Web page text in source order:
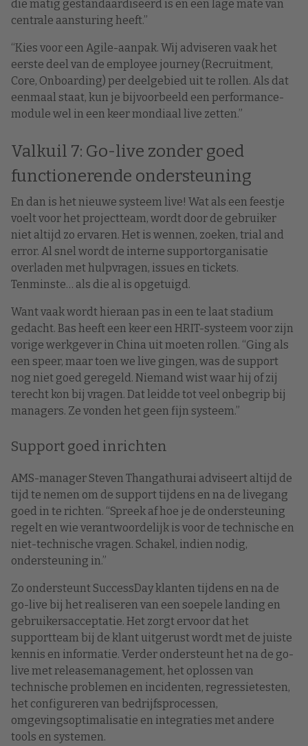
die matig gestandaardiseerd is en een lage mate van
centrale aansturing heeft.”
“Kies voor een Agile-aanpak. Wij adviseren vaak het
eerste deel van de employee journey (Recruitment,
Core, Onboarding) per deelgebied uit te rollen. Als dat
eenmaal staat, kun je bijvoorbeeld een performance-
module wel in een keer mondiaal live zetten.”
Valkuil 7: Go-live zonder goed
functionerende ondersteuning
En dan is het nieuwe systeem live! Wat als een feestje
voelt voor het projectteam, wordt door de gebruiker
niet altijd zo ervaren. Het is wennen, zoeken, trial and
error. Al snel wordt de interne supportorganisatie
overladen met hulpvragen, issues en tickets.
Tenminste… als die al is opgetuigd.
Want vaak wordt hieraan pas in een te laat stadium
gedacht. Bas heeft een keer een HRIT-systeem voor zijn
vorige werkgever in China uit moeten rollen. “Ging als
een speer, maar toen we live gingen, was de support
nog niet goed geregeld. Niemand wist waar hij of zij
terecht kon bij vragen. Dat leidde tot veel onbegrip bij
managers. Ze vonden het geen fijn systeem.”
Support goed inrichten
AMS-manager Steven Thangathurai adviseert altijd de
tijd te nemen om de support tijdens en na de livegang
goed in te richten. “Spreek af hoe je de ondersteuning
regelt en wie verantwoordelijk is voor de technische en
niet-technische vragen. Schakel, indien nodig,
ondersteuning in.”
Zo ondersteunt SuccessDay klanten tijdens en na de
go-live bij het realiseren van een soepele landing en
gebruikersacceptatie. Het zorgt ervoor dat het
supportteam bij de klant uitgerust wordt met de juiste
kennis en informatie. Verder ondersteunt het na de go-
live met releasemanagement, het oplossen van
technische problemen en incidenten, regressietesten,
het configureren van bedrijfsprocessen,
omgevingsoptimalisatie en integraties met andere
tools en systemen.